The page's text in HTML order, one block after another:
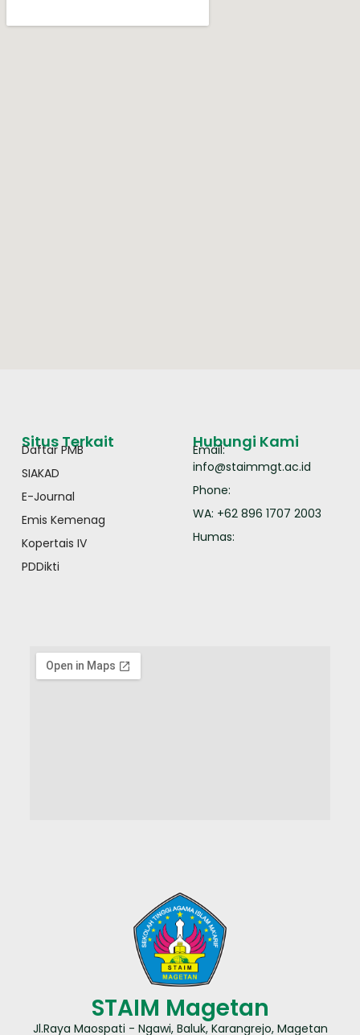
STAIM Magetan
Jl.Raya Maospati - Ngawi, Baluk, Karangrejo, Magetan
Situs Terkait
Daftar PMB
SIAKAD
E-Journal
Emis Kemenag
Kopertais IV
PDDikti
Hubungi Kami
Email:
info@staimmgt.ac.id
Phone:
WA: +62 896 1707 2003
Humas: